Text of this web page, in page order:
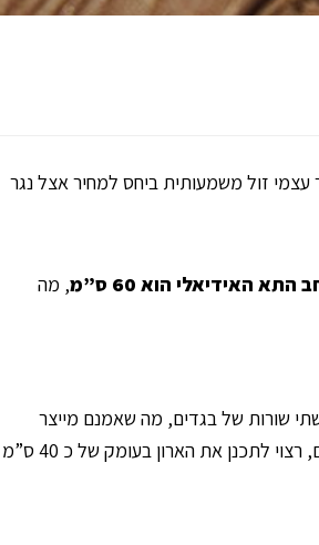
עצמי זול משמעותית ביחס למחיר אצל נגר
התא האידיאלי הוא 60 ס”מ
, מה
הארון שתי שורות של בגדים, מה שאמנם מייצר
מקום אחסנה, אך מבחינה פרקטית יוצר אי סדר, בעיקר כשיש צורך למשוך בגד מהשורה השנייה. בשל כך, אם הארון המתוכנן אינו נדרש לתליית בגדים אלא רק למדפים, רצוי לתכנן את הארון בעומק של כ 40 ס”מ